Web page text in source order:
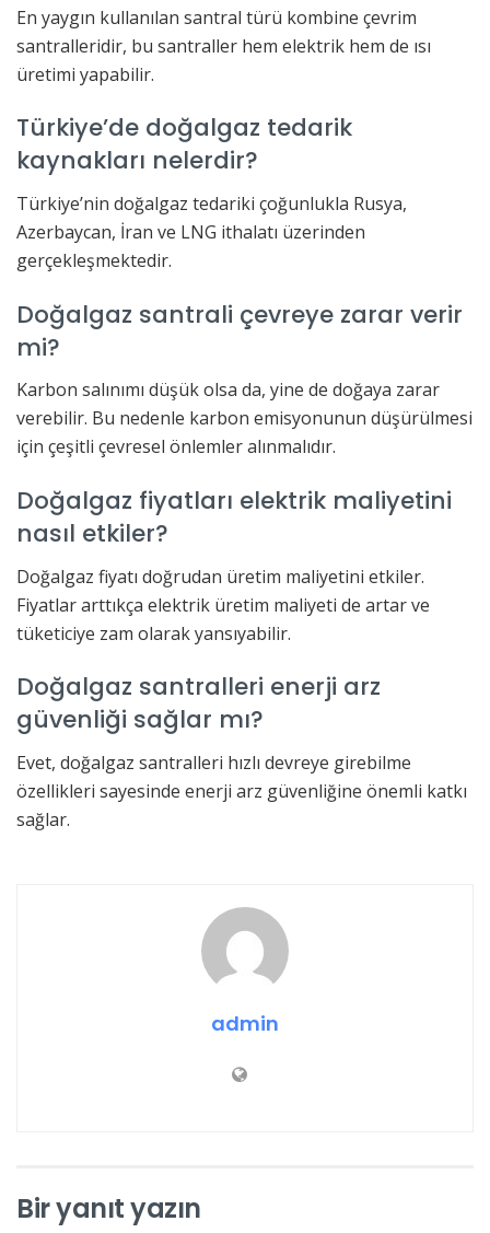
En yaygın kullanılan santral türü kombine çevrim
santralleridir, bu santraller hem elektrik hem de ısı
üretimi yapabilir.
Türkiye’de doğalgaz tedarik
kaynakları nelerdir?
Türkiye’nin doğalgaz tedariki çoğunlukla Rusya,
Azerbaycan, İran ve LNG ithalatı üzerinden
gerçekleşmektedir.
Doğalgaz santrali çevreye zarar verir
mi?
Karbon salınımı düşük olsa da, yine de doğaya zarar
verebilir. Bu nedenle karbon emisyonunun düşürülmesi
için çeşitli çevresel önlemler alınmalıdır.
Doğalgaz fiyatları elektrik maliyetini
nasıl etkiler?
Doğalgaz fiyatı doğrudan üretim maliyetini etkiler.
Fiyatlar arttıkça elektrik üretim maliyeti de artar ve
tüketiciye zam olarak yansıyabilir.
Doğalgaz santralleri enerji arz
güvenliği sağlar mı?
Evet, doğalgaz santralleri hızlı devreye girebilme
özellikleri sayesinde enerji arz güvenliğine önemli katkı
sağlar.
admin
Bir yanıt yazın